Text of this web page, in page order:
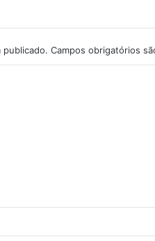
publicado. Campos obrigatórios